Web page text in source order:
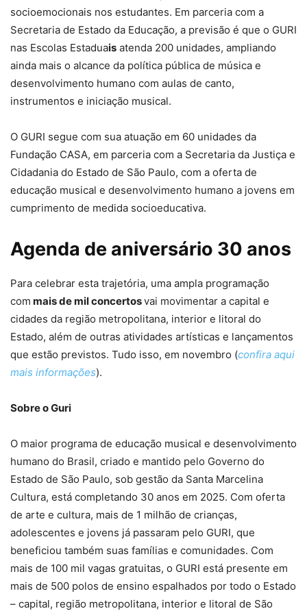
socioemocionais nos estudantes. Em parceria com a
Secretaria de Estado da Educação, a previsão é que o GURI
nas Escolas Estaduais atenda 200 unidades, ampliando
ainda mais o alcance da política pública de música e
desenvolvimento humano com aulas de canto,
instrumentos e iniciação musical.
O GURI segue com sua atuação em 60 unidades da
Fundação CASA, em parceria com a Secretaria da Justiça e
Cidadania do Estado de São Paulo, com a oferta de
educação musical e desenvolvimento humano a jovens em
cumprimento de medida socioeducativa.
Agenda de aniversário 30 anos
Para celebrar esta trajetória, uma ampla programação
com mais de mil concertosvai movimentar a capital e
cidades da região metropolitana, interior e litoral do
Estado, além de outras atividades artísticas e lançamentos
que estão previstos. Tudo isso, em novembro (confira aqui
mais informações).
Sobre o Guri
O maior programa de educação musical e desenvolvimento
humano do Brasil, criado e mantido pelo Governo do
Estado de São Paulo, sob gestão da Santa Marcelina
Cultura, está completando 30 anos em 2025. Com oferta
de arte e cultura, mais de 1 milhão de crianças,
adolescentes e jovens já passaram pelo GURI, que
beneficiou também suas famílias e comunidades. Com
mais de 100 mil vagas gratuitas, o GURI está presente em
mais de 500 polos de ensino espalhados por todo o Estado
– capital, região metropolitana, interior e litoral de São